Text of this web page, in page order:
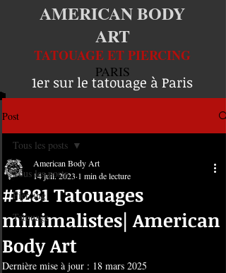
AMERICAN BODY
ART
TATOUAGE ET PIERCING
PARIS
1er sur le tatouage à Paris
Post
Tous les posts
Piercing
Tatouage
Tous les posts
#1281 Tatouages
minimalistes| American
Body Art
American Body Art
14 juil. 2023 1 min de lecture
Dernière mise à jour : 18 mars 2025